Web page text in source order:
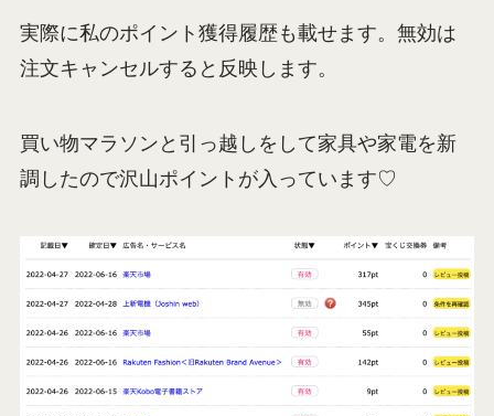
実際に私のポイント獲得履歴も載せます。無効は
注文キャンセルすると反映します。
買い物マラソンと引っ越しをして家具や家電を新
調したので沢山ポイントが入っています♡